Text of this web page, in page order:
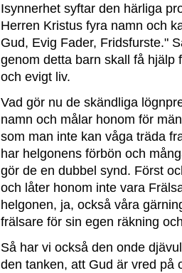
Isynnerhet syftar den härliga
Herren Kristus fyra namn och
Gud, Evig Fader, Fridsfurste."
genom detta barn skall få hjälp
och evigt liv.
Vad gör nu de skändliga
namn och målar honom för
som man inte kan våga träda
har helgonens förbön och
gör de en dubbel synd. Först
och låter honom inte vara
helgonen, ja, också våra
frälsare för sin egen räkning
Så har vi också den onde
den tanken, att Gud är vred på